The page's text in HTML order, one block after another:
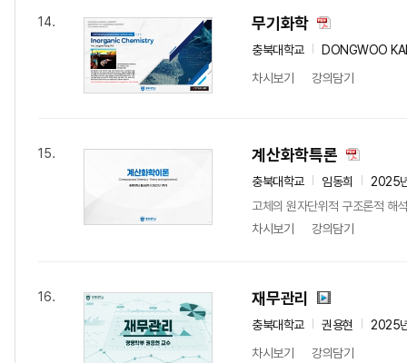
14. 무기화학
충북대학교
DONGWOO
차시보기
강의담기
15. 계산화학특론
충북대학교 임동희
2025
고체의 원자단위적 구조론적
차시보기
강의담기
16. 재무관리
충북대학교 권용현
2025
차시보기
강의담기